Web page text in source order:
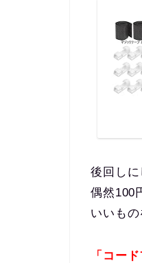
後回しに
偶然100
いいもの
「コー